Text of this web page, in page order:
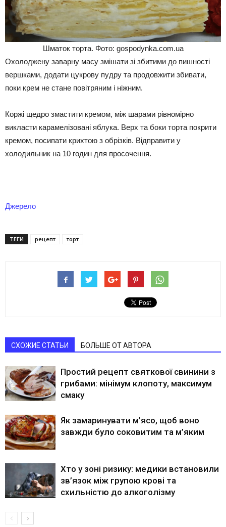
Шматок торта. Фото: gospodynka.com.ua
Охолоджену заварну масу змішати зі збитими до пишності
вершками, додати цукрову пудру та продовжити збивати,
поки крем не стане повітряним і ніжним.
Коржі щедро змастити кремом, між шарами рівномірно
викласти карамелізовані яблука. Верх та боки торта покрити
кремом, посипати крихтою з обрізків. Відправити у
холодильник на 10 годин для просочення.
Джерело
ТЕГИ рецепт торт
СХОЖИЕ СТАТЬИ БОЛЬШЕ ОТ АВТОРА
Простий рецепт святкової свинини з
грибами: мінімум клопоту, максимум
смаку
Як замаринувати м’ясо, щоб воно
завжди було соковитим та м’яким
Хто у зоні ризику: медики встановили
зв’язок між групою крові та
схильністю до алкоголізму